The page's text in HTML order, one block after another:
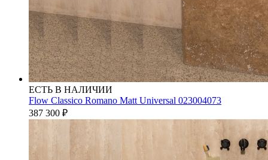
ЕСТЬ В НАЛИЧИИ
Flow Classico Romano Matt Universal 023004073
387 300 ₽